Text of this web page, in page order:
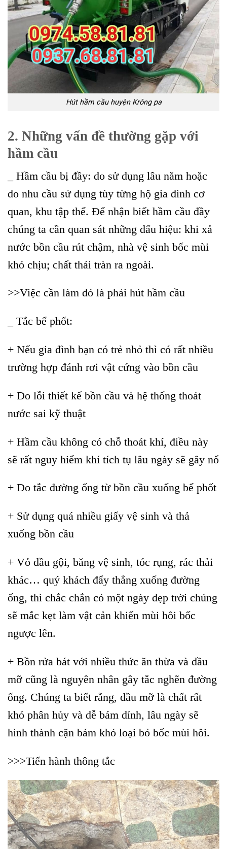
Hút hầm cầu huyện Krông pa
2. Những vấn đề thường gặp với
hầm cầu
Hầm cầu bị đầy: do sử dụng lâu năm hoặc
do nhu cầu sử dụng tùy từng hộ gia đình cơ
quan, khu tập thể. Để nhận biết hầm cầu đầy
chúng ta cần quan sát những dấu hiệu: khi xả
nước bồn cầu rút chậm, nhà vệ sinh bốc mùi
khó chịu; chất thải tràn ra ngoài.
>>Việc cần làm đó là phải hút hầm cầu
_ Tắc bể phốt:
+ Nếu gia đình bạn có trẻ nhỏ thì có rất nhiều
trường hợp đánh rơi vật cứng vào bồn cầu
+ Do lỗi thiết kế bồn cầu và hệ thống thoát
nước sai kỹ thuật
+ Hầm cầu không có chỗ thoát khí, điều này
sẽ rất nguy hiểm khí tích tụ lâu ngày sẽ gây nổ
+ Do tắc đường ống từ bồn cầu xuống bể phốt
+ Sử dụng quá nhiều giấy vệ sinh và thả
xuống bồn cầu
+ Vỏ dầu gội, băng vệ sinh, tóc rụng, rác thải
khác… quý khách đẩy thẳng xuống đường
ống, thì chắc chắn có một ngày đẹp trời chúng
sẽ mắc kẹt làm vật cản khiến mùi hôi bốc
ngược lên.
+ Bồn rửa bát với nhiều thức ăn thừa và dầu
mỡ cũng là nguyên nhân gây tắc nghẽn đường
ống. Chúng ta biết rằng, dầu mỡ là chất rất
khó phân hủy và dễ bám dính, lâu ngày sẽ
hình thành cặn bám khó loại bỏ bốc mùi hôi.
>>>Tiến hành thông tắc